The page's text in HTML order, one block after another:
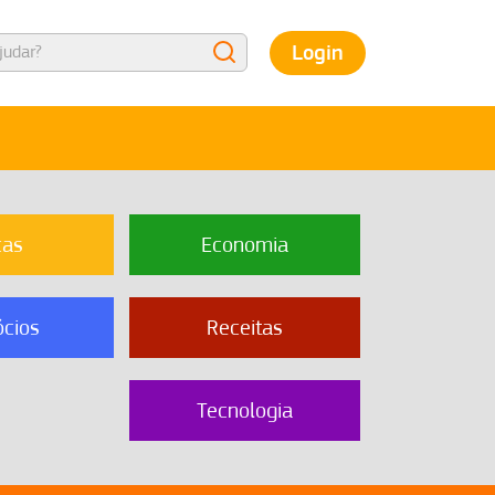
Login
Economia
Receitas
Tecnologia